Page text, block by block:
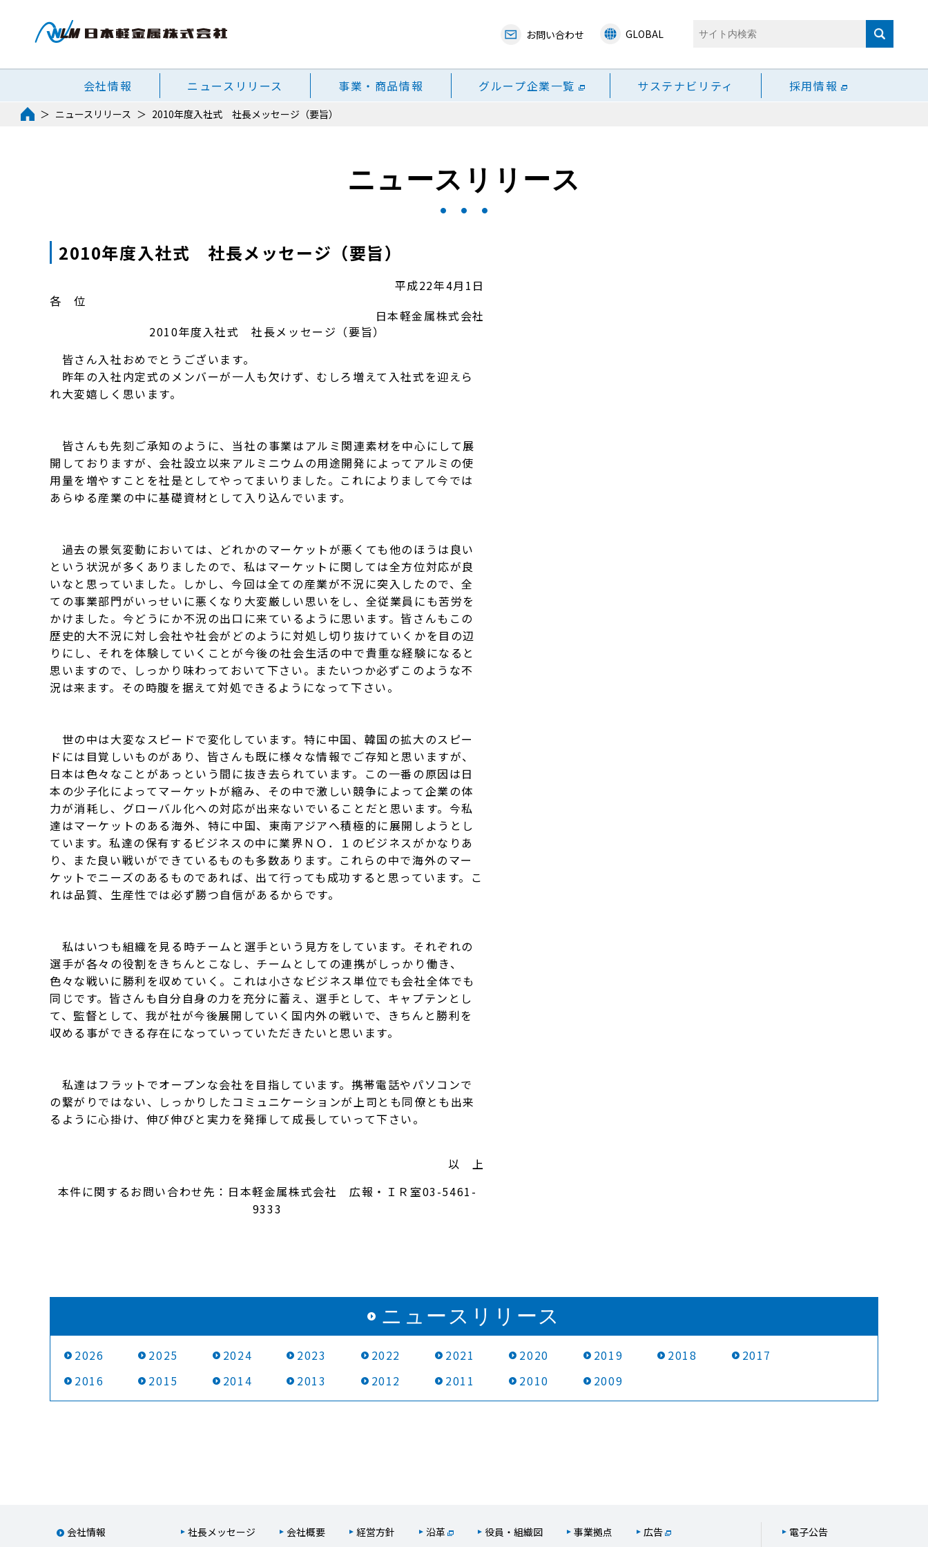
お問い合わせ GLOBAL
会社情報 ニュースリリース 事業・商品情報 グループ企業一覧 サステナビリティ 採用情報
ニュースリリース 2010年度入社式 社長メッセージ（要旨）
ニュースリリース
2010年度入社式 社長メッセージ（要旨）
平成22年4月 1 日
各 位
日本軽金属株式会社
2010年度入社式 社長メッセージ（要旨）
皆さん入社おめでとうございます。
昨年の入社内定式のメンバーが一人も欠けず、むしろ増えて入社式を迎えら
れ大変嬉しく思います。
皆さんも先刻ご承知のように、当社の事業はアルミ関連素材を中心にして展
開しておりますが、会社設立以来アルミニウムの用途開発によってアルミの使
用量を増やすことを社是としてやってまいりました。これによりまして今では
あらゆる産業の中に基礎資材として入り込んでいます。
過去の景気変動においては、どれかのマーケットが悪くても他のほうは良い
という状況が多くありましたので、私はマーケットに関しては全方位対応が良
いなと思っていました。しかし、今回は全ての産業が不況に突入したので、全
ての事業部門がいっせいに悪くなり大変厳しい思いをし、全従業員にも苦労を
かけました。今どうにか不況の出口に来ているように思います。皆さんもこの
歴史的大不況に対し会社や社会がどのように対処し切り抜けていくかを目の辺
りにし、それを体験していくことが今後の社会生活の中で貴重な経験になると
思いますので、しっかり味わっておいて下さい。またいつか必ずこのような不
況は来ます。その時腹を据えて対処できるようになって下さい。
世の中は大変なスピードで変化しています。特に中国、韓国の拡大のスピー
ドには目覚しいものがあり、皆さんも既に様々な情報でご存知と思いますが、
日本は色々なことがあっという間に抜き去られています。この一番の原因は日
本の少子化によってマーケットが縮み、その中で激しい競争によって企業の体
力が消耗し、グローバル化への対応が出来ないでいることだと思います。今私
達はマーケットのある海外、特に中国、東南アジアへ積極的に展開しようとし
ています。私達の保有するビジネスの中に業界ＮＯ．１のビジネスがかなりあ
り、また良い戦いができているものも多数あります。これらの中で海外のマー
ケットでニーズのあるものであれば、出て行っても成功すると思っています。こ
れは品質、生産性では必ず勝つ自信があるからです。
私はいつも組織を見る時チームと選手という見方をしています。それぞれの
選手が各々の役割をきちんとこなし、チームとしての連携がしっかり働き、
色々な戦いに勝利を収めていく。これは小さなビジネス単位でも会社全体でも
同じです。皆さんも自分自身の力を充分に蓄え、選手として、キャプテンとし
て、監督として、我が社が今後展開していく国内外の戦いで、きちんと勝利を
収める事ができる存在になっていっていただきたいと思います。
私達はフラットでオープンな会社を目指しています。携帯電話やパソコンで
の繋がりではない、しっかりしたコミュニケーションが上司とも同僚とも出来
るように心掛け、伸び伸びと実力を発揮して成長していって下さい。
以 上
本件に関するお問い合わせ先：日本軽金属株式会社 広報・ＩＲ室03-5461-
9333
ニュースリリース
2026 2025 2024 2023 2022 2021 2020 2019 2018
2017
2016
2015 2014 2013 2012 2011 2010 2009
会社情報 社長メッセージ 会社概要 経営方針 沿革 役員・組織図 事業拠点
広告
電子公告